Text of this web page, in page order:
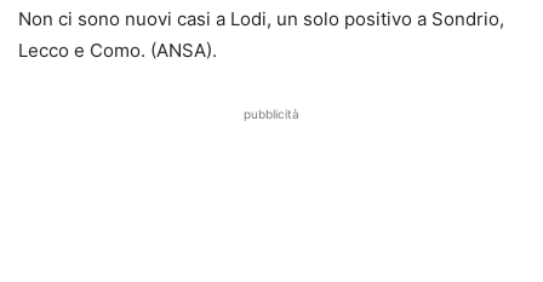
Non ci sono nuovi casi a Lodi, un solo positivo a Sondrio,
Lecco e Como. (ANSA).
pubblicità